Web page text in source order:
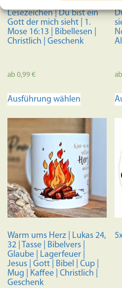
Lesezeichen | Du bist ein
Gott der mich sieht | 1.
Mose 16:13 | Bibellesen |
Christlich | Geschenk
ab 0,99€
Ausführung wählen
auf.
Die
Optionen
können
auf
der
gewählt
werden
ab
Warm ums Herz | Lukas 24,
32 | Tasse | Bibelvers |
Glaube | Lagerfeuer |
Jesus | Gott | Bibel | Cup |
Mug | Kaffee | Christlich |
Geschenk